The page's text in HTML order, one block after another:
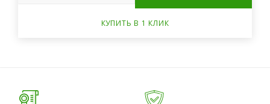
КУПИТЬ В 1 КЛИК